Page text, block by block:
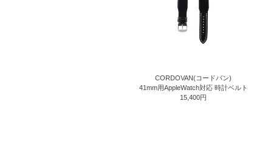
CORDOVAN(コードバン)
41mm用AppleWatch対応 時計ベルト
15,400円